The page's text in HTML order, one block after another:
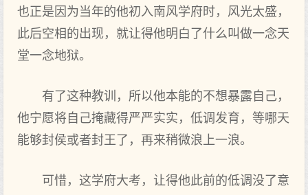
也正是因为当年的他初入南风学府时，风光太盛，
此后空相的出现，就让得他明白了什么叫做一念天
堂一念地狱。
有了这种教训，所以他本能的不想暴露自己，
他宁愿将自己掩藏得严严实实，低调发育，等哪天
能够封侯或者封王了，再来稍微浪上一浪。
可惜，这学府大考，让得他此前的低调没了意